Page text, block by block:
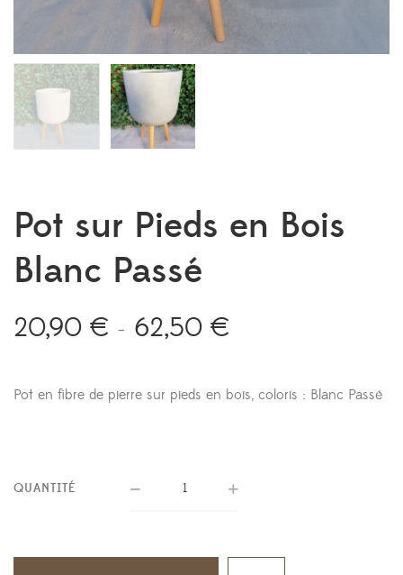
Pot sur Pieds en Bois
Blanc Passé
20,90 € – 62,50 €
20,90 €
Pot en fibre de pierre sur pieds en bois, coloris : Blanc Passé
QUANTITÉ